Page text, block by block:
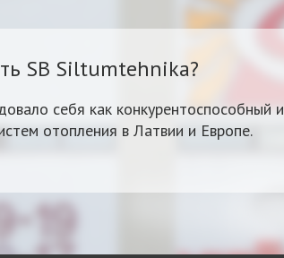
SB Siltumtehnika?
себя как конкурентоспособный и
отопления в Латвии и Европе.